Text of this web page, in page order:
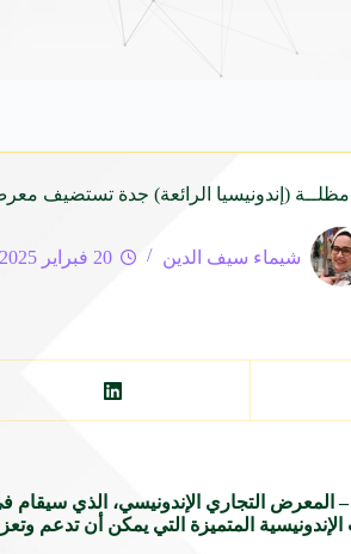
(إندونيسيا الرائعة) جدة تستضيف
شيماء سيف الدين 20 فبراير 2025
المتميزة التي يمكن أن تدعم